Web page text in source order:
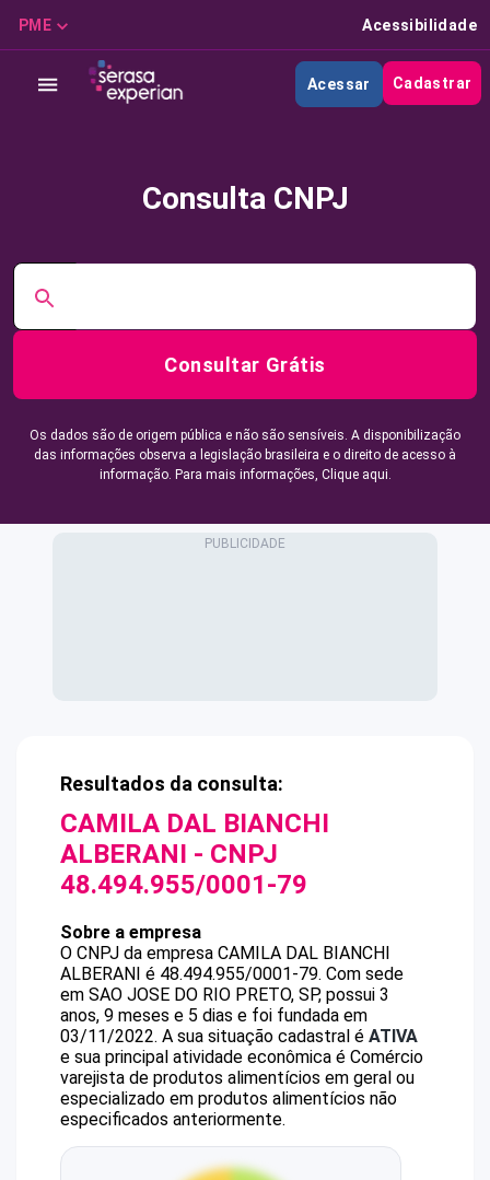
PME Acessibilidade
Acessar Cadastrar
Consulta CNPJ
Consultar Grátis
Os dados são de origem pública e não são sensíveis. A disponibilização
das informações observa a legislação brasileira e o direito de acesso à
informação. Para mais informações, Clique aqui.
Resultados da consulta:
CAMILA DAL BIANCHI
ALBERANI - CNPJ
48.494.955/0001-79
Sobre a empresa
O CNPJ da empresa CAMILA DAL BIANCHI
ALBERANI é 48.494.955/0001-79. Com sede
em SAO JOSE DO RIO PRETO, SP, possui 3
anos, 9 meses e 5 dias e foi fundada em
03/11/2022. A sua situação cadastral é ATIVA
e sua principal atividade econômica é Comércio
varejista de produtos alimentícios em geral ou
especializado em produtos alimentícios não
especificados anteriormente.